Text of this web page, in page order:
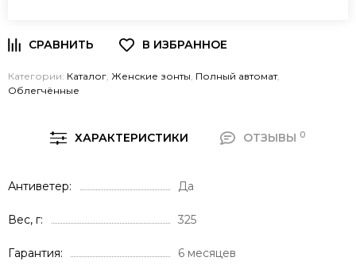
Категории: Каталог, Женские зонты, Полный автомат,
Облегчённые
ХАРАКТЕРИСТИКИ ОТЗЫВЫ 0
Антиветер Да
Вес, г 325
Гарантия 6 месяцев